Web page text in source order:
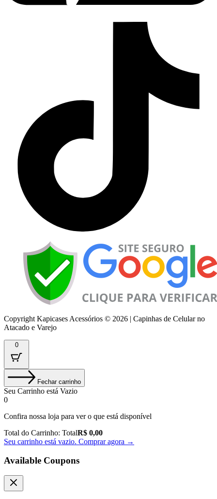
Copyright Kapicases Acessórios © 2026 | Capinhas de Celular no
Atacado e Varejo
0
Fechar carrinho
Seu Carrinho está Vazio
0
Confira nossa loja para ver o que está disponível
Total do Carrinho: TotalR$ 0,00
Seu carrinho está vazio. Comprar agora →
Available Coupons